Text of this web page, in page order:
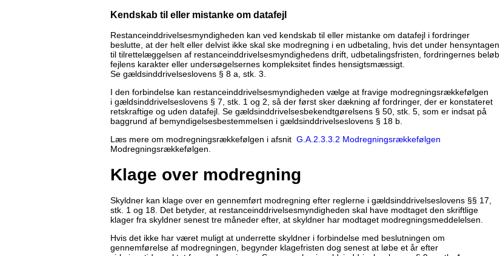
Kendskab til eller mistanke om datafejl
Restanceinddrivelsesmyndigheden kan ved kendskab til eller mistanke om datafejl i fordringer
beslutte, at der helt eller delvist ikke skal ske modregning i en udbetaling, hvis det under hensyntagen
til tilrettelæggelsen af restanceinddrivelsesmyndighedens drift, udbetalingsfristen, fordringernes beløb,
fejlens karakter eller undersøgelsernes kompleksitet findes hensigtsmæssigt.
Se gældsinddrivelseslovens § 8 a, stk. 3.
I den forbindelse kan restanceinddrivelsesmyndigheden vælge at fravige modregningsrækkefølgen
i gældsinddrivelseslovens § 7, stk. 1 og 2, så der først sker dækning af fordringer, der er konstateret
retskraftige og uden datafejl. Se gældsinddrivelsesbekendtgørelsens § 50, stk. 5, som er indsat på
baggrund af bemyndigelsesbestemmelsen i gældsinddrivelseslovens § 18 b.
Læs mere om modregningsrækkefølgen i afsnit G.A.2.3.3.2 Modregningsrækkefølgen
Modregningsrækkefølgen.
Klage over modregning
Skyldner kan klage over en gennemført modregning efter reglerne i gældsinddrivelseslovens §§ 17,
stk. 1 og 18. Det betyder, at restanceinddrivelsesmyndigheden skal have modtaget den skriftlige
klager fra skyldner senest tre måneder efter, at skyldner har modtaget modregningsmeddelelsen.
Hvis det ikke har været muligt at underrette skyldner i forbindelse med beslutningen om
gennemførelse af modregningen, begynder klagefristen dog senest at løbe et år efter